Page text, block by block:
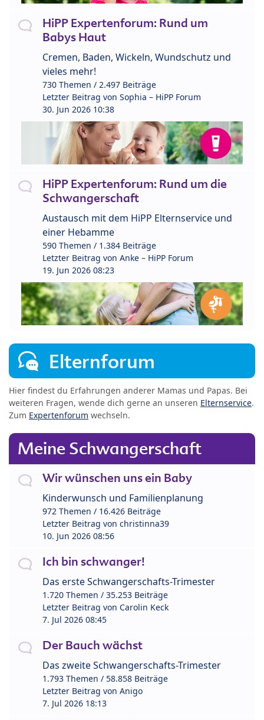
HiPP Expertenforum: Rund um
Babys Haut
Cremen, Baden, Wickeln, Wundschutz und
vieles mehr!
730 Themen / 2.497 Beiträge
Letzter Beitrag von Sophia – HiPP Forum
30. Jun 2026 10:38
HiPP Expertenforum: Rund um die
Schwangerschaft
Austausch mit dem HiPP Elternservice und
einer Hebamme
590 Themen / 1.384 Beiträge
Letzter Beitrag von Anke – HiPP Forum
19. Jun 2026 08:23
Elternforum
Hier findest du Erfahrungen anderer Mamas und Papas. Bei
weiteren Fragen, wende dich gerne an unseren Elternservice.
Zum Expertenforum wechseln.
Meine Schwangerschaft
Wir wünschen uns ein Baby
Kinderwunsch und Familienplanung
972 Themen / 16.426 Beiträge
Letzter Beitrag von christinna39
10. Jun 2026 08:56
Ich bin schwanger!
Das erste Schwangerschafts-Trimester
1.720 Themen / 35.253 Beiträge
Letzter Beitrag von Carolin Keck
7. Jul 2026 08:45
Der Bauch wächst
Das zweite Schwangerschafts-Trimester
1.793 Themen / 58.858 Beiträge
Letzter Beitrag von Anigo
7. Jul 2026 18:13